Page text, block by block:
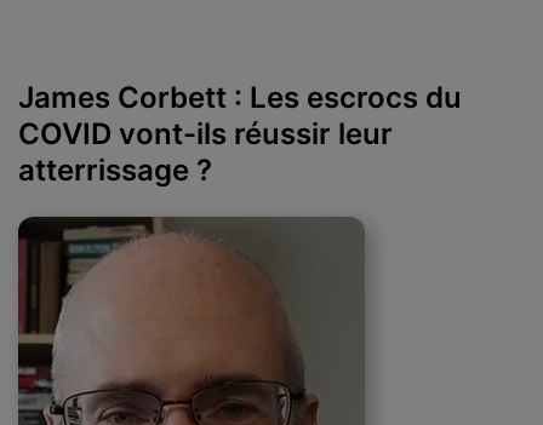
James Corbett : Les escrocs du
COVID vont-ils réussir leur
atterrissage ?